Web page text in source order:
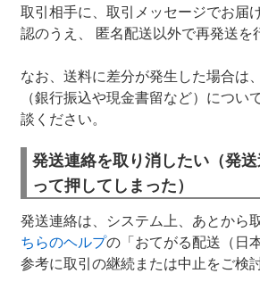
取引相手に、取引メッセージでお届
認のうえ、 匿名配送以外で再発送を
なお、送料に差分が発生した場合は
（銀行振込や現金書留など）につい
談ください。
発送連絡を取り消したい（発
って押してしまった）
発送連絡は、システム上、あとから
ちらのヘルプの「おてがる配送（日
参考に取引の継続または中止をご検